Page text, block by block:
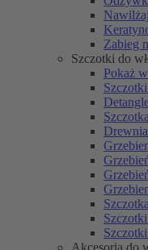
Zabieg
Szczotki do
Pokaż
Akcesoria do